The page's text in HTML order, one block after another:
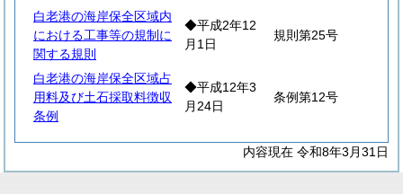
白老港の海岸保全区域内
における工事等の規制に
関する規則
◆平成2年12
月1日
規則第25号
白老港の海岸保全区域占
用料及び土石採取料徴収
条例
◆平成12年3
月24日
条例第12号
内容現在 令和8年3月31日